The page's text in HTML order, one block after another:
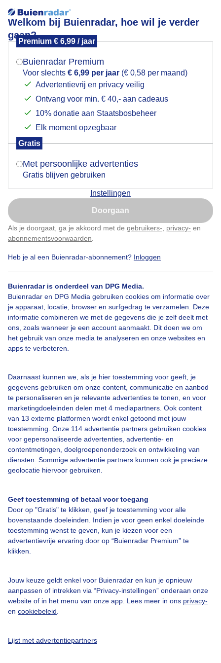
Welkom bij Buienradar, hoe wil je verder
gaan?
Premium € 6,99 / jaar
Buienradar Premium
Voor slechts € 6,99 per jaar (€ 0,58 per maand)
Advertentievrij en privacy veilig
Ontvang voor min. € 40,- aan cadeaus
10% donatie aan Staatsbosbeheer
Elk moment opzegbaar
Gratis
Met persoonlijke advertenties
Gratis blijven gebruiken
Instellingen
Doorgaan
Als je doorgaat, ga je akkoord met de gebruikers- privacy- en
abonnementsvoorwaarden
Heb je al een Buienradar-abonnement? Inloggen
Buienradar is onderdeel van DPG Media.
Buienradar en DPG Media gebruiken cookies om informatie over
je apparaat, locatie, browser en surfgedrag te verzamelen. Deze
informatie combineren we met de gegevens die je zelf deelt met
ons, zoals wanneer je een account aanmaakt. Dit doen we om
het gebruik van onze media te analyseren en onze websites en
apps te verbeteren.
Daarnaast kunnen we, als je hier toestemming voor geeft, je
gegevens gebruiken om onze content, communicatie en aanbod
te personaliseren en je relevante advertenties te tonen, en voor
marketingdoeleinden delen met 4 mediapartners. Ook content
van 13 externe platformen wordt enkel getoond met jouw
toestemming. Onze 114 advertentie partners gebruiken cookies
voor gepersonaliseerde advertenties, advertentie- en
contentmetingen, doelgroepenonderzoek en ontwikkeling van
diensten. Sommige advertentie partners kunnen ook je precieze
geolocatie hiervoor gebruiken.
Geef toestemming of betaal voor toegang
Door op "Gratis" te klikken, geef je toestemming voor alle
bovenstaande doeleinden. Indien je voor geen enkel doeleinde
toestemming wenst te geven, kun je kiezen voor een
advertentievrije ervaring door op “Buienradar Premium” te
klikken.
Jouw keuze geldt enkel voor Buienradar en kun je opnieuw
aanpassen of intrekken via “Privacy-instellingen” onderaan onze
website of in het menu van onze app. Lees meer in ons privacy-
en cookiebeleid
Lijst met advertentiepartners
Slechts wat sluierwolken boven Texel
Door: Frans Alderse Baas
Bekijk slideshow
Een moment geduld aub...
Over Buienradar
Contact
Toegankelijkheid
Gebruikersvoorwaarden
Buienradar Team
Privacy beleid
Cookie beleid
Gratis weerdata
Mogen we je locatie gebruiken voor het
Indien je hier nog geen akkoord op hebt gegeven,
verschijnt er zo een pop-up uit je browser waarin
Is goed, toon de popup
Nu niet, misschien later
Klik hierom dit aan te passen